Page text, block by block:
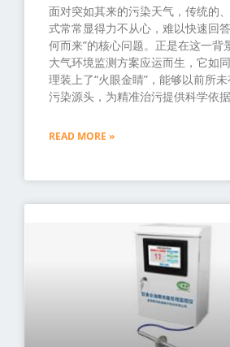
面对突如其来的污染天气，传统的
式常常显得力不从心，难以快速回
何而来”的核心问题。正是在这一背
大气环境监测方案应运而生，它如
理装上了“火眼金睛”，能够以前所
污染源头，为精准治污提供科学依据
READ MORE »